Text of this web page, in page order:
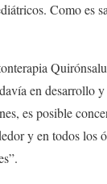
Como es
en desarrollo
es posible
y en todos los